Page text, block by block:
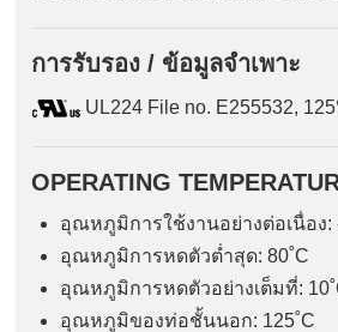
การรับรอง / ข้อมูลจำเพาะ
UL224 File no. E255532,
OPERATING
อุณหภูมิการใช้งานอย่างต่อเนื่อง: -
อุณหภูมิการหดตัวต่ำสุด: 80˚C
อุณหภูมิการหดตัวอย่างเต็มที่:
อุณหภูมิของท่อชั้นนอก: 125˚C